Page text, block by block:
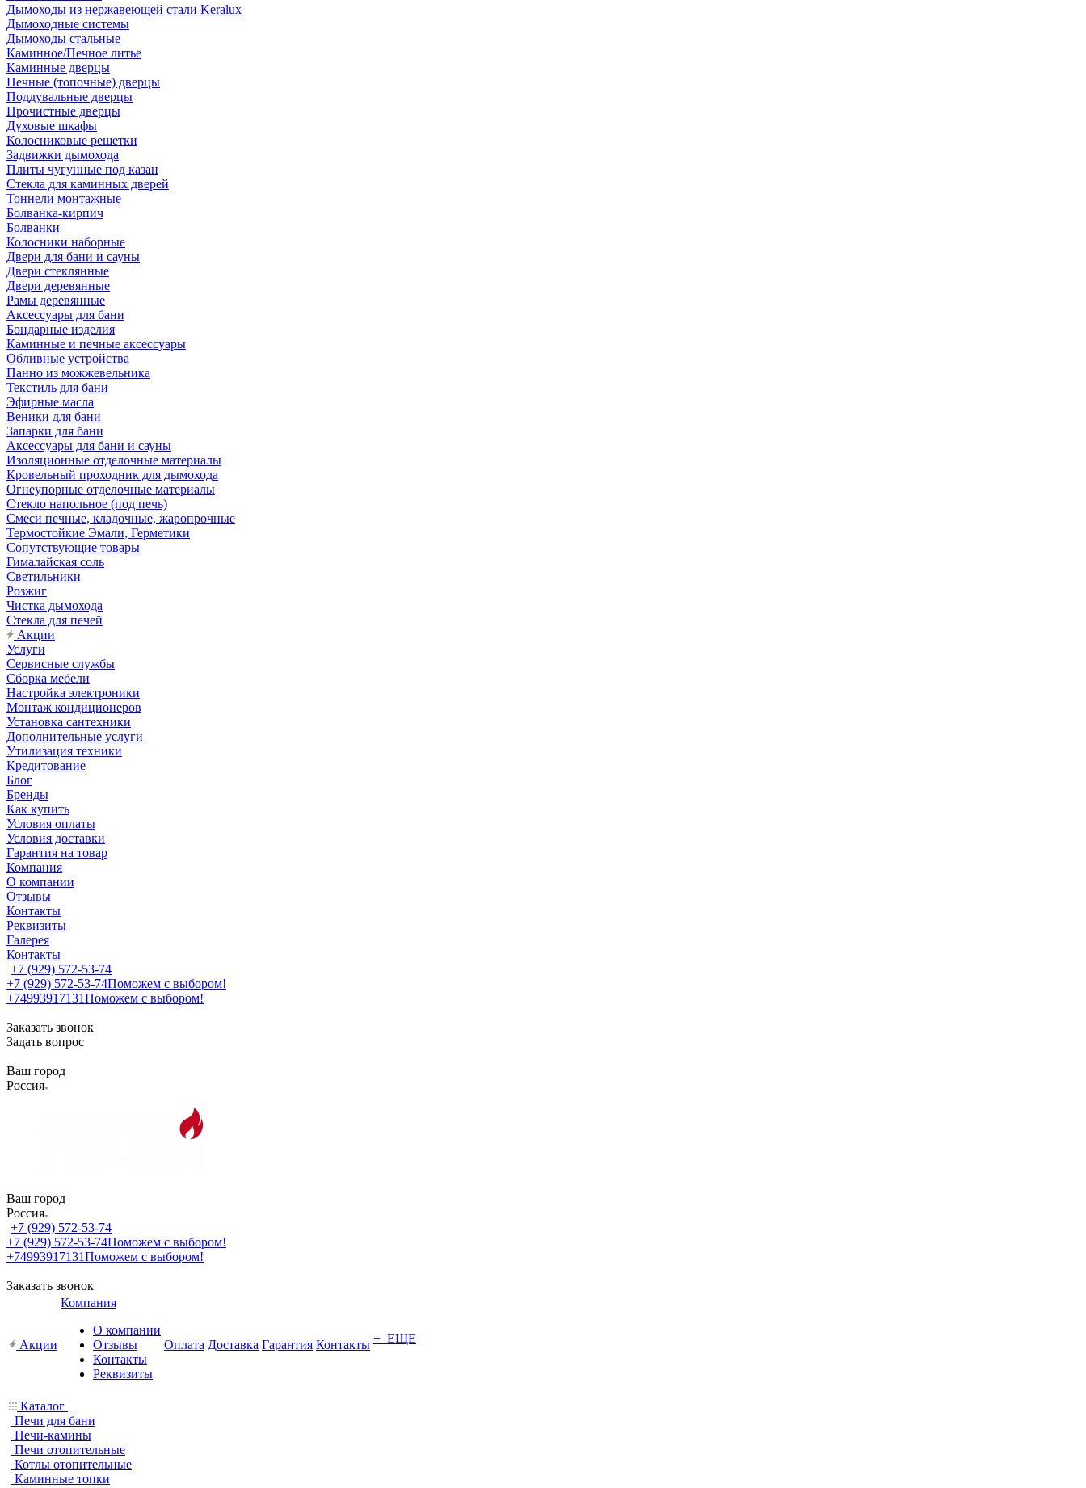
Дымоходы из нержавеющей стали Keralux
Дымоходные системы
Дымоходы стальные
Каминное/Печное литье
Каминные дверцы
Печные (топочные) дверцы
Поддувальные дверцы
Прочистные дверцы
Духовые шкафы
Колосниковые решетки
Задвижки дымохода
Плиты чугунные под казан
Стекла для каминных дверей
Тоннели монтажные
Болванка-кирпич
Болванки
Колосники наборные
Двери для бани и сауны
Двери стеклянные
Двери деревянные
Рамы деревянные
Аксессуары для бани
Бондарные изделия
Каминные и печные аксессуары
Обливные устройства
Панно из можжевельника
Текстиль для бани
Эфирные масла
Веники для бани
Запарки для бани
Аксессуары для бани и сауны
Изоляционные отделочные материалы
Кровельный проходник для дымохода
Огнеупорные отделочные материалы
Стекло напольное (под печь)
Смеси печные, кладочные, жаропрочные
Термостойкие Эмали, Герметики
Сопутствующие товары
Гималайская соль
Светильники
Розжиг
Чистка дымохода
Стекла для печей
Акции
Услуги
Сервисные службы
Сборка мебели
Настройка электроники
Монтаж кондиционеров
Установка сантехники
Дополнительные услуги
Утилизация техники
Кредитование
Блог
Бренды
Как купить
Условия оплаты
Условия доставки
Гарантия на товар
Компания
О компании
Отзывы
Контакты
Реквизиты
Галерея
Контакты
+7 (929) 572-53-74
+7 (929) 572-53-74Поможем с выбором!
+74993917131Поможем с выбором!
Заказать звонок
Задать вопрос
Ваш город
Россия
Ваш город
Россия
+7 (929) 572-53-74
+7 (929) 572-53-74Поможем с выбором!
+74993917131Поможем с выбором!
Заказать звонок
Акции
Компания
О компании
Отзывы
Контакты
Реквизиты
Оплата Доставка Гарантия Контакты + ЕЩЕ
Каталог
Печи для бани
Печи-камины
Печи отопительные
Котлы отопительные
Каминные топки